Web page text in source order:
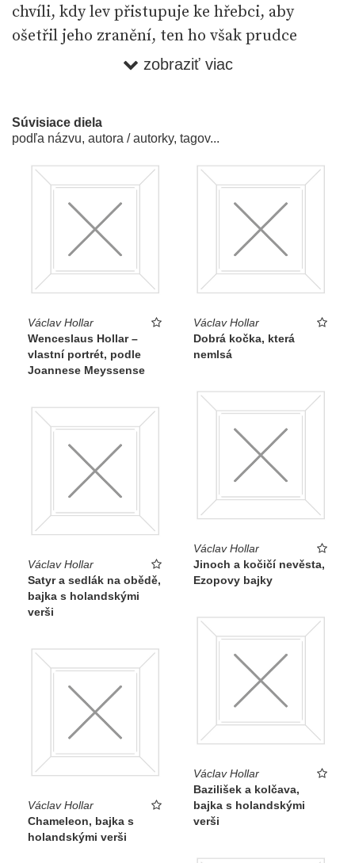
chvíli, kdy lev přistupuje ke hřebci, aby
ošetřil jeho zranění, ten ho však prudce
odrazí a uteče. Poučením této bajky je: „Kdo
Celý výjev je zasazen do malebné kopcovité
architekturu v pozadí.
zobraziť viac
Súvisiace diela
podľa názvu, autora / autorky, tagov...
Václav Hollar
Wenceslaus Hollar –
vlastní portrét, podle
Joannese Meyssense
Václav Hollar
Dobrá kočka, která
nemlsá
Václav Hollar
Jinoch a kočičí nevěsta,
Ezopovy bajky
Václav Hollar
Satyr a sedlák na obědě,
bajka s holandskými
verši
Václav Hollar
Bazilišek a kolčava,
bajka s holandskými
verši
Václav Hollar
Chameleon, bajka s
holandskými verši